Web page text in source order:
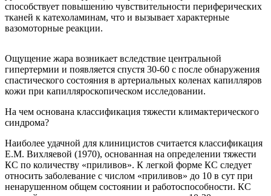
способствует повышению чувствительности периферических
тканей к катехоламинам, что и вызывает характерные
вазомоторные реакции.
Ощущение жара возникает вследствие центральной
гипертермии и появляется спустя 30-60 с после обнаружения
спастического состояния в артериальных коленах капилляров
кожи при капилляроскопическом исследовании.
На чем основана классификация тяжести климактерического
синдрома?
Наиболее удачной для клиницистов считается классификация
Е.М. Вихляевой (1970), основанная на определении тяжести
КС по количеству «приливов». К легкой форме КС следует
относить заболевание с числом «приливов» до 10 в сут при
ненарушенном общем состоянии и работоспособности. КС